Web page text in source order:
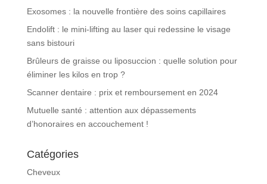
Exosomes : la nouvelle frontière des soins capillaires
Endolift : le mini-lifting au laser qui redessine le visage
sans bistouri
Brûleurs de graisse ou liposuccion : quelle solution pour
éliminer les kilos en trop ?
Scanner dentaire : prix et remboursement en 2024
Mutuelle santé : attention aux dépassements
d’honoraires en accouchement !
Catégories
Cheveux